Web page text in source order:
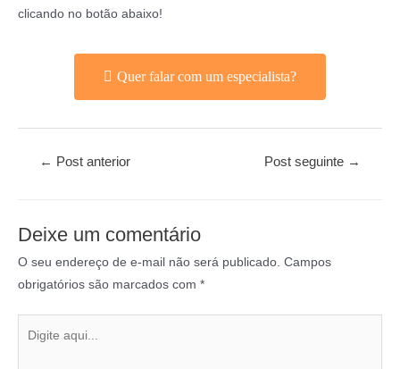
clicando no botão abaixo!
Quer falar com um especialista?
← Post anterior Post seguinte →
Deixe um comentário
O seu endereço de e-mail não será publicado. Campos
obrigatórios são marcados com *